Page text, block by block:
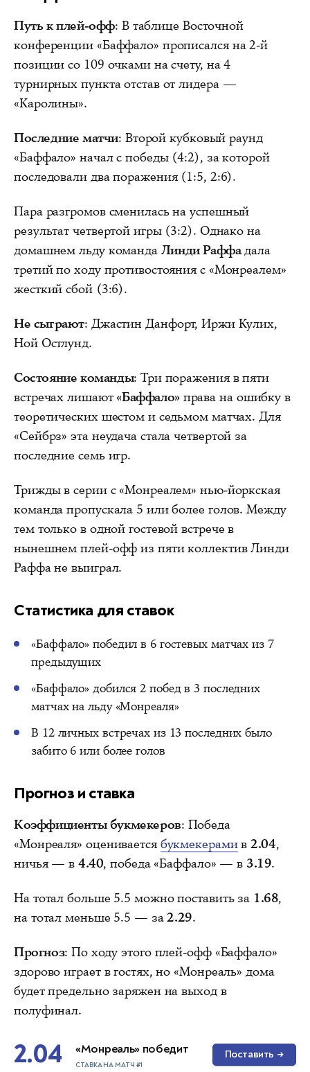
Путь к плей-офф: В таблице Восточной
конференции «Баффало» прописался на 2-й
позиции со 109 очками на счету, на 4
турнирных пункта отстав от лидера —
«Каролины».
Последние матчи: Второй кубковый раунд
«Баффало» начал с победы (4:2), за которой
последовали два поражения (1:5, 2:6).
Пара разгромов сменилась на успешный
результат четвертой игры (3:2). Однако на
домашнем льду команда Линди Раффадала
третий по ходу противостояния с «Монреалем»
жесткий сбой (3:6).
Не сыграют: Джастин Данфорт, Иржи Кулих,
Ной Остлунд.
Состояние команды: Три поражения в пяти
встречах лишают«Баффало»права на ошибку в
теоретических шестом и седьмом матчах. Для
«Сейбрз» эта неудача стала четвертой за
последние семь игр.
Трижды в серии с «Монреалем» нью-йоркская
команда пропускала 5 или более голов. Между
тем только в одной гостевой встрече в
нынешнем плей-офф из пяти коллектив Линди
Раффа не выиграл.
Статистика для ставок
«Баффало» победил в 6 гостевых матчах из 7
предыдущих
«Баффало» добился 2 побед в 3 последних
матчах на льду «Монреаля»
В 12 личных встречах из 13 последних было
забито 6 или более голов
Прогноз и ставка
Коэффициенты букмекеров: Победа
«Монреаля» оценивается букмекерамив2.04,
ничья — в 4.40, победа «Баффало» — в 3.19.
На тотал больше 5.5 можно поставить за 1.68,
на тотал меньше 5.5 — за2.29.
Прогноз: По ходу этого плей-офф «Баффало»
здорово играет в гостях, но «Монреаль» дома
будет предельно заряжен на выход в
полуфинал.
2.04 «Монреаль» победит
СТАВКА НА МАТЧ #1
Поставить →